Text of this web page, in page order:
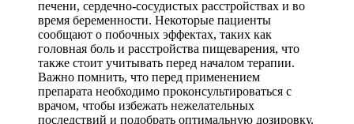
печени, сердечно-сосудистых расстройствах и во
время беременности. Некоторые пациенты
сообщают о побочных эффектах, таких как
головная боль и расстройства пищеварения, что
также стоит учитывать перед началом терапии.
Важно помнить, что перед применением
препарата необходимо проконсультироваться с
врачом, чтобы избежать нежелательных
последствий и подобрать оптимальную дозировку.